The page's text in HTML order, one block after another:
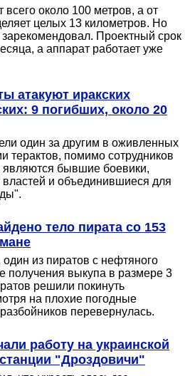
всего около 100 метров, а от
целых 13 километров. Но
Проектный срок
а аппарат работает уже
атакуют иракских
9 погибших, около 20
один за другим в оживленных
терактов, помимо сотрудников
являются бывшие боевики,
и объединившиеся для
тело пирата со 153
из пиратов с нефтяного
получения выкупа в размере 3
решили покинуть
на плохие погодные
перевернулась.
работу на украинской
"Дроздовичи"